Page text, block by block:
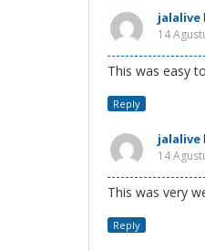
jalalive
14
This was easy
Reply
jalalive
14
This was very
Reply